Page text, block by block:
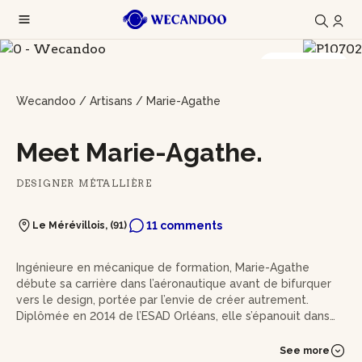
Wecandoo / Artisans / Marie-Agathe
Meet Marie-Agathe.
DESIGNER MÉTALLIÈRE
Le Mérévillois, (91) 11 comments
Ingénieure en mécanique de formation, Marie-Agathe
débute sa carrière dans l’aéronautique avant de bifurquer
vers le design, portée par l’envie de créer autrement.
Diplômée en 2014 de l’ESAD Orléans, elle s’épanouit dans
See more